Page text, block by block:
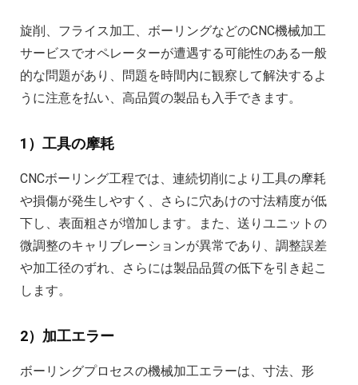
旋削、フライス加工、ボーリングなどのCNC機械加工
サービスでオペレーターが遭遇する可能性のある一般
的な問題があり、問題を時間内に観察して解決するよ
うに注意を払い、高品質の製品も入手できます。
1）工具の摩耗
CNCボーリング工程では、連続切削により工具の摩耗
や損傷が発生しやすく、さらに穴あけの寸法精度が低
下し、表面粗さが増加します。また、送りユニットの
微調整のキャリブレーションが異常であり、調整誤差
や加工径のずれ、さらには製品品質の低下を引き起こ
します。
2）加工エラー
ボーリングプロセスの機械加工エラーは、寸法、形